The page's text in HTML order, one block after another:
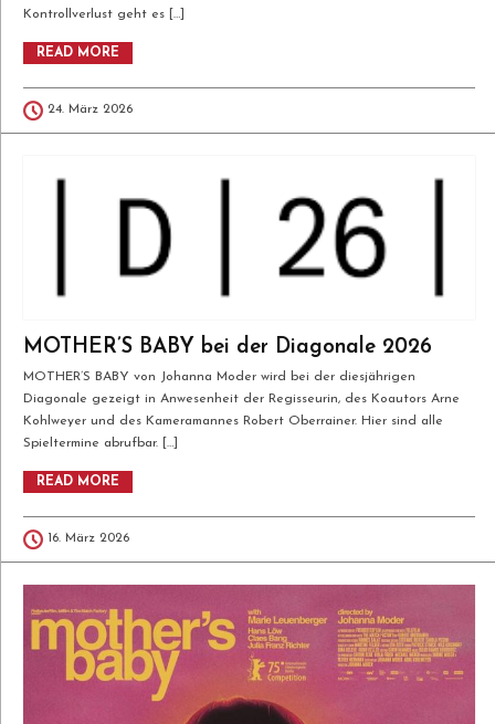
Kontrollverlust geht es […]
READ MORE
24. März 2026
MOTHER’S BABY bei der Diagonale 2026
MOTHER’S BABY von Johanna Moder wird bei der diesjährigen
Diagonale gezeigt in Anwesenheit der Regisseurin, des Koautors Arne
Kohlweyer und des Kameramannes Robert Oberrainer. Hier sind alle
Spieltermine abrufbar. […]
READ MORE
16. März 2026